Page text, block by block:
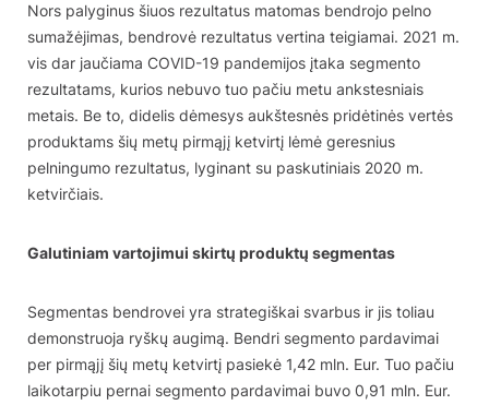
Nors palyginus šiuos rezultatus matomas bendrojo pelno
sumažėjimas, bendrovė rezultatus vertina teigiamai. 2021 m.
vis dar jaučiama COVID-19 pandemijos įtaka segmento
rezultatams, kurios nebuvo tuo pačiu metu ankstesniais
metais. Be to, didelis dėmesys aukštesnės pridėtinės vertės
produktams šių metų pirmąjį ketvirtį lėmė geresnius
pelningumo rezultatus, lyginant su paskutiniais 2020 m.
ketvirčiais.
Galutiniam vartojimui skirtų produktų segmentas
Segmentas bendrovei yra strategiškai svarbus ir jis toliau
demonstruoja ryškų augimą. Bendri segmento pardavimai
per pirmąjį šių metų ketvirtį pasiekė 1,42 mln. Eur. Tuo pačiu
laikotarpiu pernai segmento pardavimai buvo 0,91 mln. Eur.